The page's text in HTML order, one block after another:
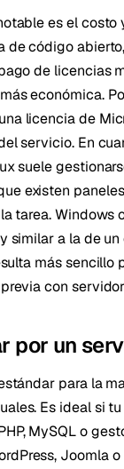
es el costo
de código
de licencias
económica.
licencia de
servicio. En
suele
existen
tarea. Windows
similar a la de
más sencillo
con
por un
para la
Es ideal si
MySQL o
Joomla o